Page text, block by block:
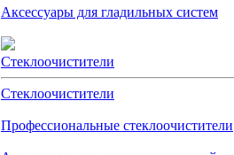
Аксессуары для гладильных систем
Стеклоочистители
Стеклоочистители
Профессиональные стеклоочистители